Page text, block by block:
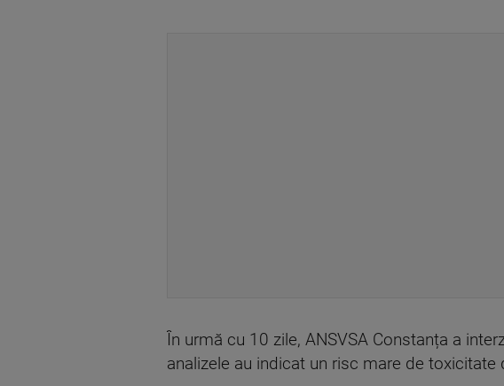
În urmă cu 10 zile, ANSVSA Constanța a
analizele au indicat un risc mare de